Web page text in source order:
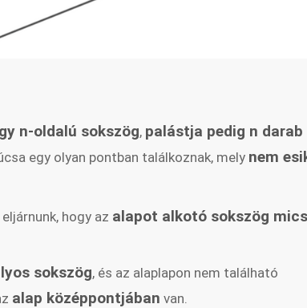
n-oldalú sokszög, palástja pedig n darab
egy olyan pontban találkoznak, mely nem
hogy az alapot alkotó sokszög
sokszög, és az alaplapon nem található
alap középpontjában van.